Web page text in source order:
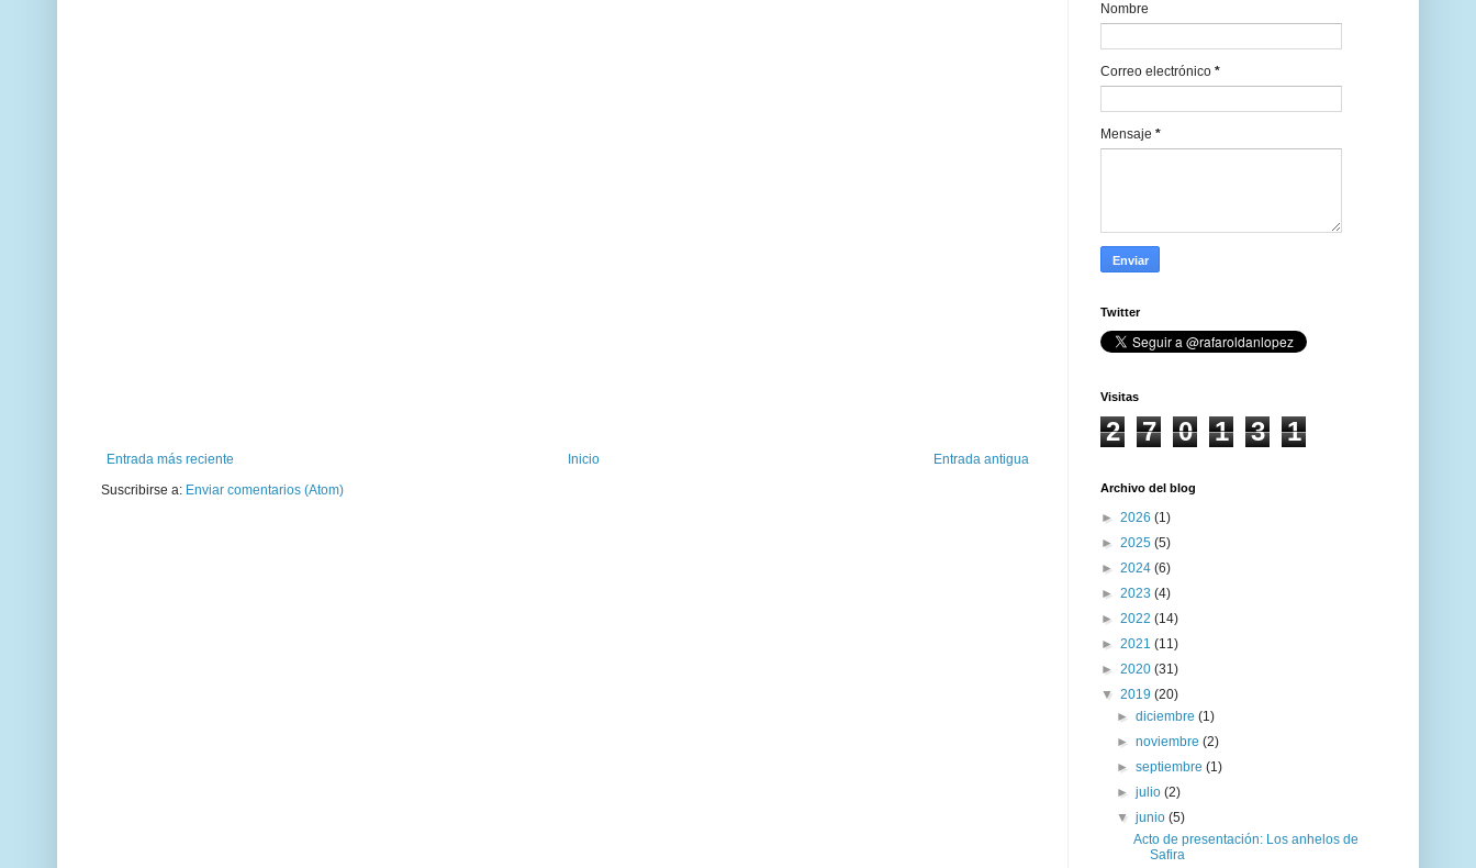
Entrada más reciente Entrada antigua
Inicio
Suscribirse a: Enviar comentarios (Atom)
Nombre
Correo electrónico *
Mensaje *
Twitter
Visitas
2 7 0 1 3 1
Archivo del blog
► 2026 (1)
► 2025 (5)
► 2024 (6)
► 2023 (4)
► 2022 (14)
► 2021 (11)
► 2020 (31)
▼ 2019 (20)
►diciembre(1)
►noviembre(2)
►septiembre(1)
►julio(2)
▼junio(5)
Acto de presentación: Los anhelos de
Safira